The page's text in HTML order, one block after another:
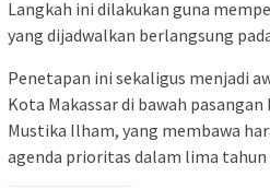
Langkah ini dilakukan guna
yang dijadwalkan berlangsung
Penetapan ini sekaligus menjadi
Kota Makassar di bawah
Mustika Ilham, yang membawa
agenda prioritas dalam lima